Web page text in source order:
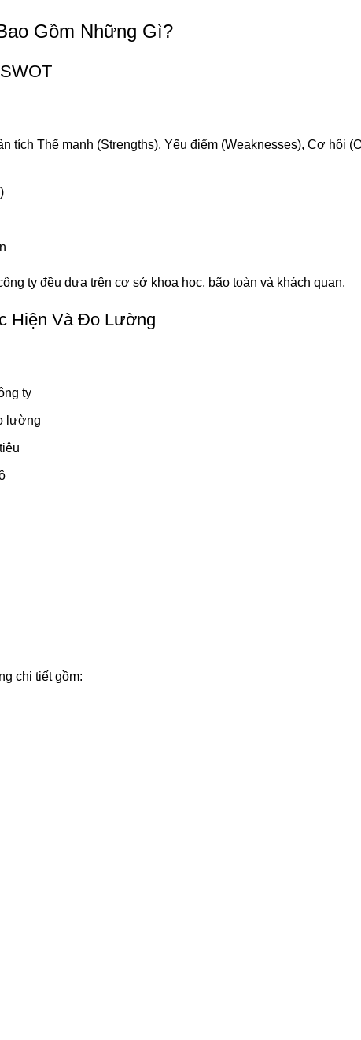
Gồm Những Gì?
tích Thế mạnh (Strengths), Yếu điểm (Weaknesses), Cơ hội
ty đều dựa trên cơ sở khoa học, bão toàn và khách quan.
Hiện Và Đo Lường
ty
lường
chi tiết gồm: